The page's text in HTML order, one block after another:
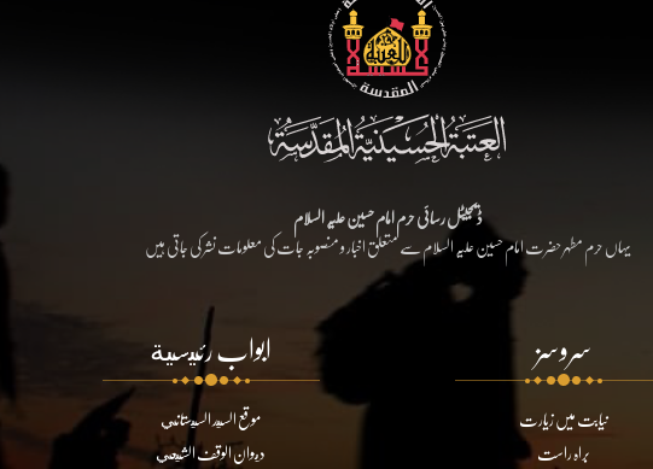
ڈیجیٹل رسائی حرم امام حسین علیہ السلام
یہاں حرم مطہر حضرت امام حسین علیہ السلام سے متعلق اخبار و منصوبہ جات کی معلومات نشر کی جاتی ہیں
سروسز
نیابت میں زیارت
براہ راست
ابواب رئيسية
موقع السيد السيستاني
ديوان الوقف الشيعي